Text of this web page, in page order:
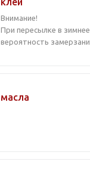
Внимание!
При пересылке в
вероятность
масла